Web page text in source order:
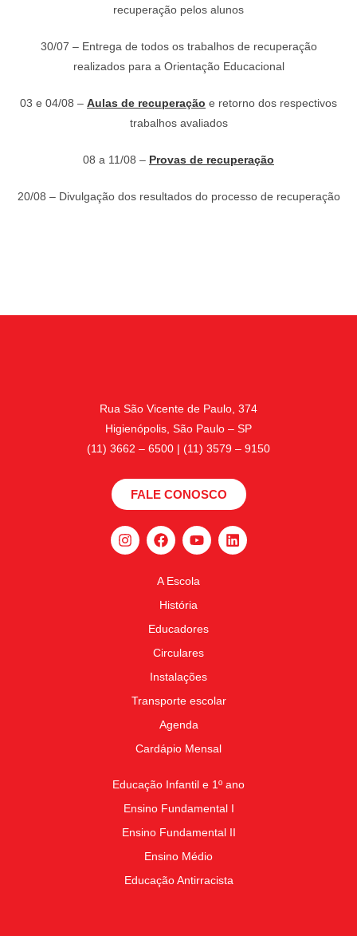
recuperação pelos alunos
30/07 – Entrega de todos os trabalhos de recuperação
realizados para a Orientação Educacional
03 e 04/08 – Aulas de recuperação e retorno dos respectivos
trabalhos avaliados
08 a 11/08 – Provas de recuperação
20/08 – Divulgação dos resultados do processo de recuperação
Rua São Vicente de Paulo, 374
Higienópolis, São Paulo – SP
(11) 3662 – 6500 | (11) 3579 – 9150
FALE CONOSCO
A Escola
História
Educadores
Circulares
Instalações
Transporte escolar
Agenda
Cardápio Mensal
Educação Infantil e 1º ano
Ensino Fundamental I
Ensino Fundamental II
Ensino Médio
Educação Antirracista